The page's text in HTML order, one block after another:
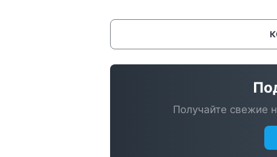
Получайте свежие